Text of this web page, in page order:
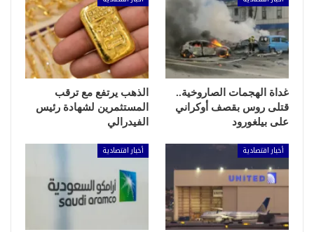
غداة الهجمات الصاروخية..
قتلى روس بقصف أوكراني
على بيلغورود
الذهب يرتفع مع ترقب
المستثمرين لشهادة رئيس
الفيدرالي
أخبار اقتصادية أخبار اقتصادية